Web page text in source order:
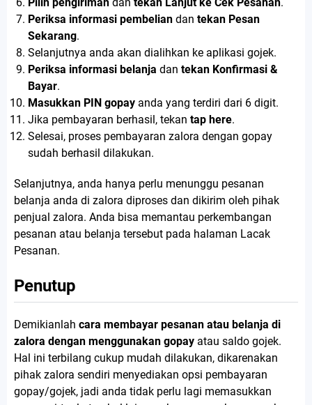
Periksa informasi pembelian dan tekan Pesan
Sekarang.
Selanjutnya anda akan dialihkan ke aplikasi gojek.
Periksa informasi belanja dan tekan Konfirmasi &
Bayar.
Masukkan PIN gopay anda yang terdiri dari 6 digit.
Jika pembayaran berhasil, tekan tap here.
Selesai, proses pembayaran zalora dengan gopay
sudah berhasil dilakukan.
Selanjutnya, anda hanya perlu menunggu pesanan
belanja anda di zalora diproses dan dikirim oleh pihak
penjual zalora. Anda bisa memantau perkembangan
pesanan atau belanja tersebut pada halaman Lacak
Pesanan.
Penutup
Demikianlah cara membayar pesanan atau belanja di
zalora dengan menggunakan gopay atau saldo gojek.
Hal ini terbilang cukup mudah dilakukan, dikarenakan
pihak zalora sendiri menyediakan opsi pembayaran
gopay/gojek, jadi anda tidak perlu lagi memasukkan